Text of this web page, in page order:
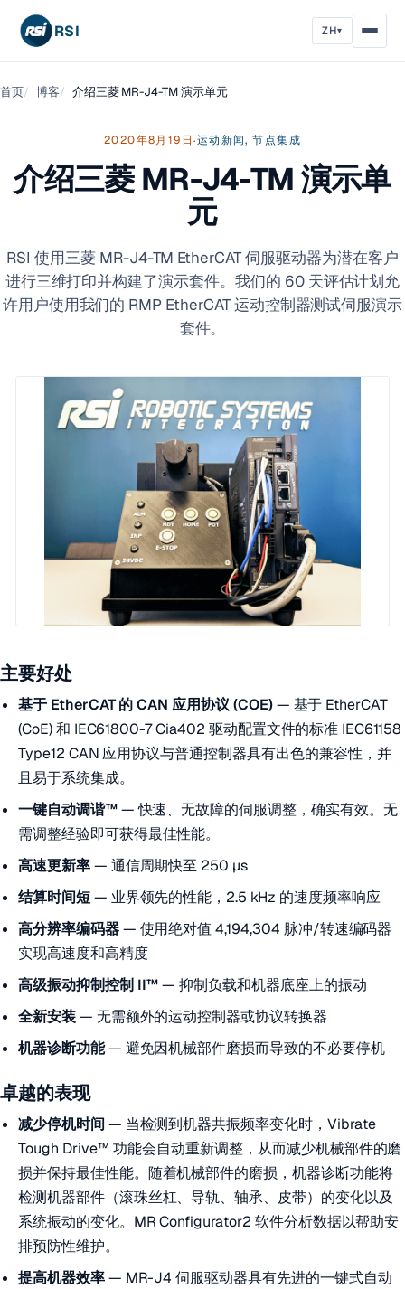
RSI ZH▾
首页 博客 介绍三菱 MR-J4-TM 演示单元
2020年8月19日·运动新闻, 节点集成
介绍三菱 MR-J4-TM 演示单
元
RSI 使用三菱 MR-J4-TM EtherCAT 伺服驱动器为潜在客户
进行三维打印并构建了演示套件。我们的 60 天评估计划允
许用户使用我们的 RMP EtherCAT 运动控制器测试伺服演示
套件。
主要好处
基于 EtherCAT 的 CAN 应用协议 (COE)— 基于 EtherCAT
(CoE) 和 IEC61800-7 Cia402 驱动配置文件的标准 IEC61158
Type12 CAN 应用协议与普通控制器具有出色的兼容性，并
且易于系统集成。
一键自动调谐™— 快速、无故障的伺服调整，确实有效。无
需调整经验即可获得最佳性能。
高速更新率— 通信周期快至 250 µs
结算时间短— 业界领先的性能，2.5 kHz 的速度频率响应
高分辨率编码器— 使用绝对值 4,194,304 脉冲/转速编码器
实现高速度和高精度
高级振动抑制控制 II™— 抑制负载和机器底座上的振动
全新安装— 无需额外的运动控制器或协议转换器
机器诊断功能— 避免因机械部件磨损而导致的不必要停机
卓越的表现
减少停机时间— 当检测到机器共振频率变化时，Vibrate
Tough Drive™ 功能会自动重新调整，从而减少机械部件的磨
损并保持最佳性能。随着机械部件的磨损，机器诊断功能将
检测机器部件（滚珠丝杠、导轨、轴承、皮带）的变化以及
系统振动的变化。MR Configurator2 软件分析数据以帮助安
排预防性维护。
提高机器效率— MR-J4 伺服驱动器具有先进的一键式自动